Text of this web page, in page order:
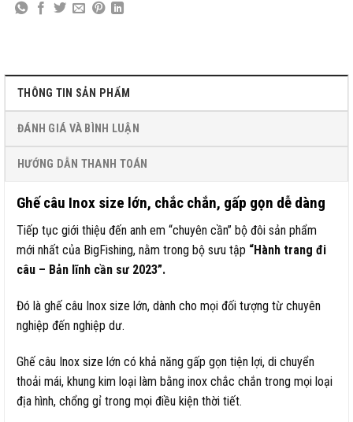
THÔNG TIN SẢN PHẨM
ĐÁNH GIÁ VÀ BÌNH LUẬN
HƯỚNG DẪN THANH TOÁN
Ghế câu Inox size lớn, chắc chắn, gấp gọn dễ dàng
Tiếp tục giới thiệu đến anh em “chuyên cần” bộ đôi sản phẩm
mới nhất của BigFishing, nằm trong bộ sưu tập “Hành trang đi
câu – Bản lĩnh cần sư 2023”.
Đó là ghế câu Inox size lớn, dành cho mọi đối tượng từ chuyên
nghiệp đến nghiệp dư.
Ghế câu Inox size lớn có khả năng gấp gọn tiện lợi, di chuyển
thoải mái, khung kim loại làm bằng inox chắc chắn trong mọi loại
địa hình, chổng gỉ trong mọi điều kiện thời tiết.